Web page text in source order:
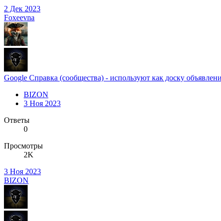
2 Дек 2023
Foxeevna
Google Справка (сообщества) - используют как доску
BIZON
3 Ноя 2023
Ответы
0
Просмотры
2K
3 Ноя 2023
BIZON